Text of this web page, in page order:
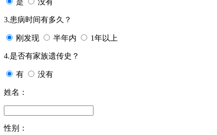
3.患病时间有多久？
刚发现 半年内 1年以上
4.是否有家族遗传史？
有 没有
姓名：
性别：